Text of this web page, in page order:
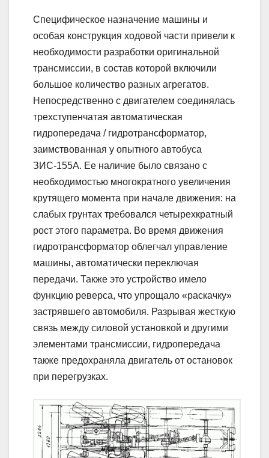
Специфическое назначение машины и
особая конструкция ходовой части привели к
необходимости разработки оригинальной
трансмиссии, в состав которой включили
большое количество разных агрегатов.
Непосредственно с двигателем соединялась
трехступенчатая автоматическая
гидропередача / гидротрансформатор,
заимствованная у опытного автобуса
ЗИС-155А. Ее наличие было связано с
необходимостью многократного увеличения
крутящего момента при начале движения: на
слабых грунтах требовался четырехкратный
рост этого параметра. Во время движения
гидротрансформатор облегчал управление
машины, автоматически переключая
передачи. Также это устройство имело
функцию реверса, что упрощало «раскачку»
застрявшего автомобиля. Разрывая жесткую
связь между силовой установкой и другими
элементами трансмиссии, гидропередача
также предохраняла двигатель от остановок
при перегрузках.